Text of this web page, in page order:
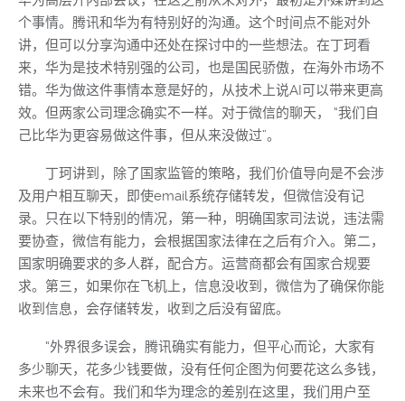
个事情。腾讯和华为有特别好的沟通。这个时间点不能对外
讲，但可以分享沟通中还处在探讨中的一些想法。在丁珂看
来，华为是技术特别强的公司，也是国民骄傲，在海外市场不
错。华为做这件事情本意是好的，从技术上说AI可以带来更高
效。但两家公司理念确实不一样。对于微信的聊天， “我们自
己比华为更容易做这件事，但从来没做过”。
丁珂讲到，除了国家监管的策略，我们价值导向是不会涉
及用户相互聊天，即使email系统存储转发，但微信没有记
录。只在以下特别的情况，第一种，明确国家司法说，违法需
要协查，微信有能力，会根据国家法律在之后有介入。第二，
国家明确要求的多人群，配合方。运营商都会有国家合规要
求。第三，如果你在飞机上，信息没收到，微信为了确保你能
收到信息，会存储转发，收到之后没有留底。
“外界很多误会，腾讯确实有能力，但平心而论，大家有
多少聊天，花多少钱要做，没有任何企图为何要花这么多钱，
未来也不会有。我们和华为理念的差别在这里，我们用户至